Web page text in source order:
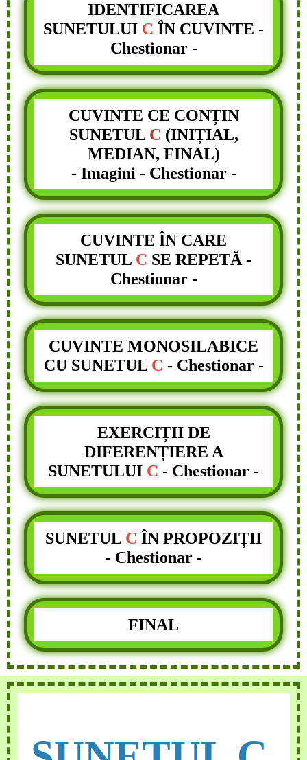
IDENTIFICAREA
SUNETULUI C ÎN CUVINTE -
Chestionar -
CUVINTE CE CONȚIN
SUNETUL C (INIȚIAL,
MEDIAN, FINAL)
- Imagini - Chestionar -
CUVINTE ÎN CARE
SUNETUL C SE REPETĂ-
Chestionar -
CUVINTE MONOSILABICE
CU SUNETUL C - Chestionar -
EXERCIȚII DE
DIFERENȚIERE A
SUNETULUI C - Chestionar -
SUNETUL C ÎN PROPOZIȚII
- Chestionar -
FINAL